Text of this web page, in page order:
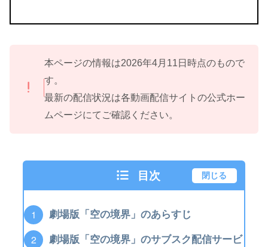
本ページの情報は2026年4月11日時点のもので
す。
最新の配信状況は各動画配信サイトの公式ホー
ムページにてご確認ください。
目次 閉じる
劇場版「空の境界」のあらすじ
劇場版「空の境界」のサブスク配信サービ